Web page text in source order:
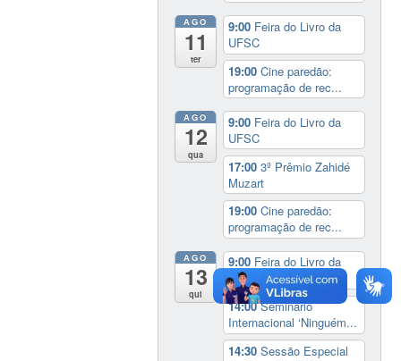
AGO
11
ter
9:00 Feira do Livro da
UFSC
19:00Cine paredão:
programação de rec...
AGO
12
qua
9:00 Feira do Livro da
UFSC
17:003º Prêmio Zahidé
Muzart
19:00Cine paredão:
programação de rec...
AGO
13
qui
9:00 Feira do Livro da
UFSC
14:00Seminário
Internacional ‘Ninguém...
14:30Sessão Especial